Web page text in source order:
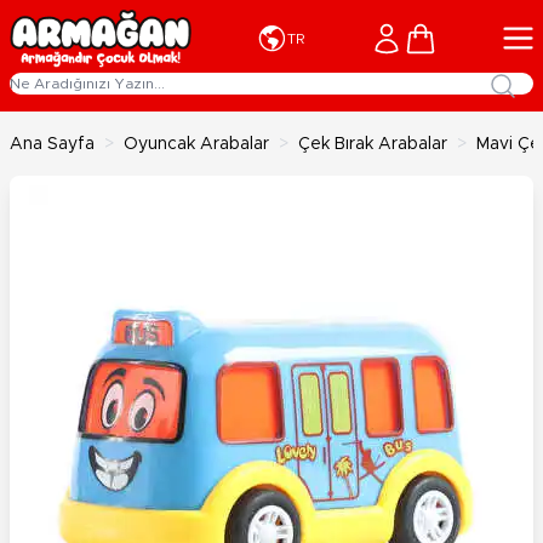
İçeriğe geç
TR Cart
Ana Sayfa > Oyuncak Arabalar > Çek Bırak Arabalar > Mavi